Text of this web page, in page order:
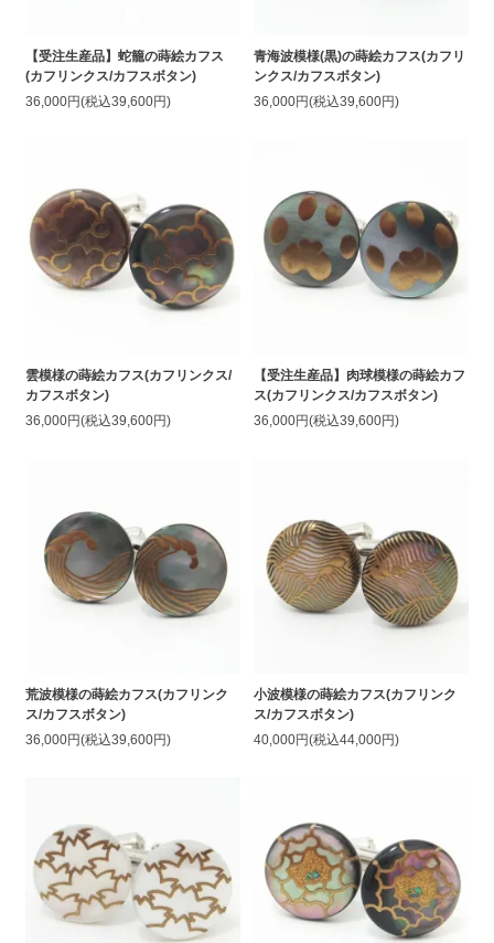
【受注生産品】蛇籠の蒔絵カフス
(カフリンクス/カフスボタン)
36,000円(税込39,600円)
青海波模様(黒)の蒔絵カフス(カフリ
ンクス/カフスボタン)
36,000円(税込39,600円)
雲模様の蒔絵カフス(カフリンクス/
カフスボタン)
36,000円(税込39,600円)
【受注生産品】肉球模様の蒔絵カフ
ス(カフリンクス/カフスボタン)
36,000円(税込39,600円)
荒波模様の蒔絵カフス(カフリンク
ス/カフスボタン)
36,000円(税込39,600円)
小波模様の蒔絵カフス(カフリンク
ス/カフスボタン)
40,000円(税込44,000円)